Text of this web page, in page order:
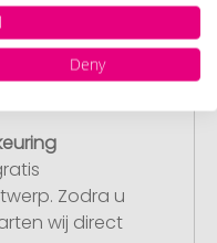
Zodra u
wij direct
Deny